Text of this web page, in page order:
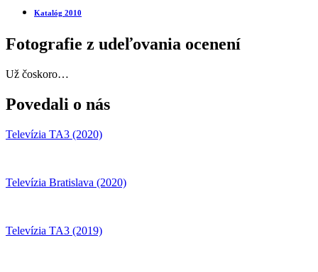
Katalóg 2010
Fotografie z udeľovania ocenení
Už čoskoro…
Povedali o nás
Televízia TA3 (2020)
Televízia Bratislava (2020)
Televízia TA3 (2019)